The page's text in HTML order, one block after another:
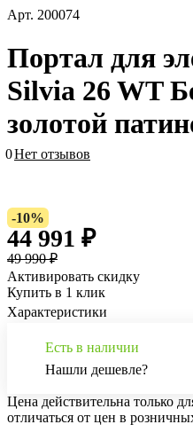
Арт. 200074
Портал для
Silvia 26 WT
золотой
0Нет отзывов
-10%
44 991 ₽
49 990 ₽
Активировать скидку
Купить в 1 клик
Характеристики
Есть в наличии
Нашли дешевле?
Цена действительна только
отличаться от цен в